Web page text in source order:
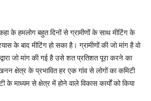
के हमलोग बहुत दिनों से ग्रामीणों के साथ मीटिंग के
के बाद मीटिंग हो सका है। ग्रामीणों की जो मांग है वो
जो मांग की गई है उसे शत प्रतिशत पूरा करने का
क्षेत्र के प्रभावित हर एक गांव से लोगों का कमिटी
के माध्यम से क्षेत्र में होने वाले विकास कार्यों को किया